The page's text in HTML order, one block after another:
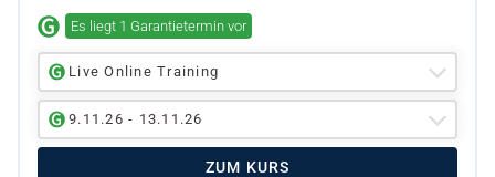
Es liegt 1 Garantietermin vor
Live Online Training
9.11.26 - 13.11.26
ZUM KURS